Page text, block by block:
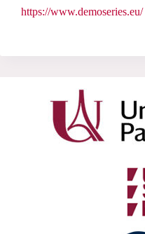
https://www.demoseries.eu/